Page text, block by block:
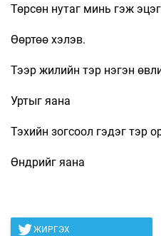
Төрсөн нутаг минь гэж
Өөртөө хэлэв.
Тээр жилийн тэр нэгэн
Уртыг яана
Тэхийн зогсоол гэдэг тэр
Өндрийг яана
ЖИРГЭХ